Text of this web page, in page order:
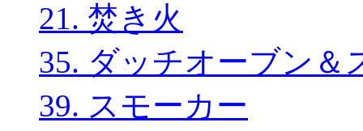
21. 焚き火
35. ダッチオーブン＆
39. スモーカー